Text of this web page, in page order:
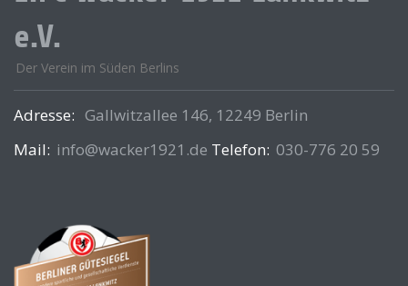
e.V.
Der Verein im Süden Berlins
Adresse: Gallwitzallee 146, 12249 Berlin
Mail: info@wacker1921.de Telefon: 030-776 20 59